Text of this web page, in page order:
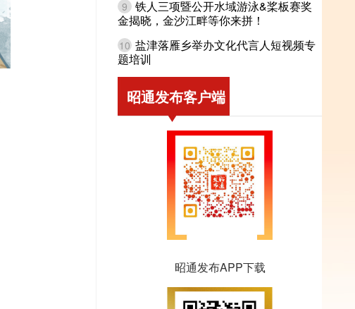
9 铁人三项暨公开水域游泳&桨板赛奖
金揭晓，金沙江畔等你来拼！
10 盐津落雁乡举办文化代言人短视频专
题培训
昭通发布客户端
昭通发布APP下载